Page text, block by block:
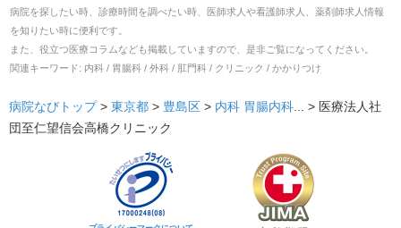
病院を探したい時、診療時間を調べたい時、医師求人や看護師求人、薬剤師求人情報
を知りたい時に便利です。
また、役立つ医療コラムなども掲載していますので、是非ご覧になってください。
関連キーワード: 内科 / 胃腸科 / 外科 / 肛門科 / クリニック / かかりつけ
病院なびトップ > 東京都 > 豊島区 > 内科 胃腸内科... > 医療法人社
団至仁望信会高橋クリニック